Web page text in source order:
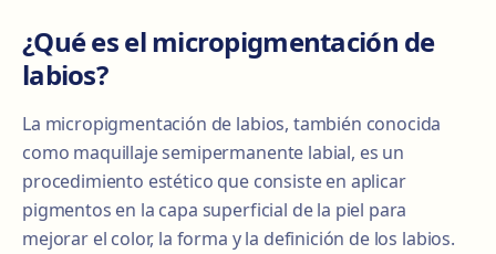
¿Qué es el micropigmentación de
labios?
La micropigmentación de labios, también conocida
como maquillaje semipermanente labial, es un
procedimiento estético que consiste en aplicar
pigmentos en la capa superficial de la piel para
mejorar el color, la forma y la definición de los labios.